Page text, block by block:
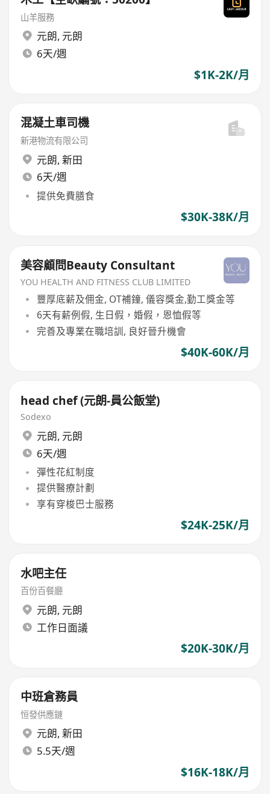
山羊服務
元朗, 元朗
6天/週
$1K-2K/月
混凝土車司機
新港物流有限公司
元朗, 新田
6天/週
提供免費膳食
$30K-38K/月
美容顧問Beauty Consultant
YOU HEALTH AND FITNESS CLUB LIMITED
豐厚底薪及佣金, OT補鐘, 儀容獎金,勤工獎金等
6天有薪例假, 生日假，婚假，恩恤假等
完善及專業在職培訓, 良好晉升機會
$40K-60K/月
head chef (元朗-員公飯堂)
Sodexo
元朗, 元朗
6天/週
彈性花紅制度
提供醫療計劃
享有穿梭巴士服務
$24K-25K/月
水吧主任
百份百餐廳
元朗, 元朗
工作日面議
$20K-30K/月
中班倉務員
恒發供應鏈
元朗, 新田
5.5天/週
$16K-18K/月